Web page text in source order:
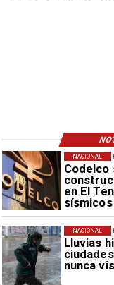
Codelco
en El
sísmicos
NACIONAL
Lluvias
nunca
NACIONAL